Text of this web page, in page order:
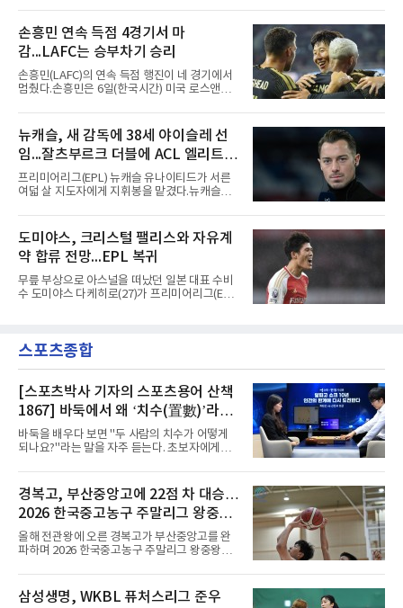
짧게 호흡을 맞춰 경기에 나선다.역할도 관심사
다. 유려한 탈압박과
조건을 갖췄다.이력은 우승으로 채워져 있다. 수
원고 시절 주축으로 활약하며 지난해 전국고등
리그와 추계전국고등대회 우승에 기여했고, 올
해 연세대 진학 후에는 춘계한산대첩기대학대회
정상에 올랐다. 2024년에는 17세 이하(U-17) 대
표팀 훈련에도 소집됐다.김슬기는 입단하게 돼
기쁘고 영광이라며 프로 무대에서도 성장해 팀
손흥민 연속 득점 4경기서 마
감...LAFC는 승부차기 승리
손흥민(LAFC)의 연속 득점 행진이 네 경기에서
멈췄다.손흥민은 6일(한국시간) 미국 로스앤젤
컵 리그 페이즈 1차전 치바스 과달라하라(멕시
코)전에 선발 출전했으나 공격포인트 없이 후반
41분 타일러 보이드와 교체됐다. 이날 골을 넣었
다면 공식전 5경기 연속 득점이었다. 다만 메이
저리그사커(MLS)에서 이어온 4경기 연속골 기
록은 유지된다.경기는 팽팽했다. 전반 38분 다비
드 마르티네스의 땅볼 크로스를 드니 부앙가가
으로 골대 오른쪽 하단을 찔러 균형을 맞췄다.승
부는 승부차기로 갈렸다. LAFC는
뉴캐슬, 새 감독에 38세 야이슬레 선
임...잘츠부르크 더블에 ACL 엘리트 2
연패 경력
프리미어리그(EPL) 뉴캐슬 유나이티드가 서른
여덟 살 지도자에게 지휘봉을 맡겼다.뉴캐슬은
임을 발표했다. 그는 스페인 라망가에서 진행 중
인 프리시즌 캠프에 곧바로 합류했다. 구단은 유
럽 축구계에서 가장 촉망받는 젊은 감독을 데려
왔다고 밝혔다.이력은 이른 나이에 쌓였다. 서른
셋이던 2021년 오스트리아 레드불 잘츠부르크
사령탑에 올라 첫 시즌 리그와 컵대회를 동시에
제패했고, 구단 역사상 처음으로 팀을 유럽축구
다. 2023년 사우디아라비아 알아흘리로 옮겨
2024-2025시즌과 2025-2026시즌
도미야스, 크리스털 팰리스와 자유계
약 합류 전망...EPL 복귀
무릎 부상으로 아스널을 떠났던 일본 대표 수비
수 도미야스 다케히로(27)가 프리미어리그(EPL)
큰 틀의 계약 조건은 이미 합의됐고 구단은 개막
을 앞두고 영입 절차를 서두르고 있다.그의 최근
지난 시즌 아스널과 상호 합의로 계약을 해지했
고, 네덜란드 아약스에서 시즌 막판 8경기를 소
화했다. 이후 일본 대표로 월드컵에 나서 선발 2
경기를 포함해 3경기를 뛰며 감각을 끌어올렸
다.구단의 판단은 신중했다. 크리스털 팰리스는
기량을 확신하면서도 부상
스포츠종합
[스포츠박사 기자의 스포츠용어 산책
1867] 바둑에서 왜 ‘치수(置數)’라고
말할까
바둑을 배우다 보면 "두 사람의 치수가 어떻게
되나요?"라는 말을 자주 듣는다. 초보자에게는
'둘 치(置)'와 '셀 수(數)'를 쓴다. '돌을 놓는 수'라
는 의미이다. 두 사람이 대등하게 승부할 수 있도
록 약한 쪽에게 미리 흑돌을 놓아주는 개수를 가
리킨다. 오늘날의 접바둑에서 말하는 '두 점', '세
점'이 바로 치수다. (본 코너 1844회 ‘왜 '접바
둑'이라 말할까’ 참조)일본어에서도 같은 한자를
사용한다. 일본에서는 ‘置き石(오키이시, 놓는
우)’라는 용례도 문헌에서 확인된다. 다만 현대
경복고, 부산중앙고에 22점 차 대승…
2026 한국중고농구 주말리그 왕중왕
전 첫 승 신고
올해 전관왕에 오른 경복고가 부산중앙고를 완
파하며 2026 한국중고농구 주말리그 왕중왕전
해남 우슬체육관에서 열린 대회 남고부 예선리
그 H조 1차전에서 부산중앙고를 98-76으로 제
압했다. 박지오가 26점, 김호원이 22점, 정우진
삼성생명, WKBL 퓨처스리그 준우